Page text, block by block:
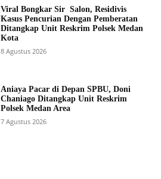
Viral Bongkar Sir Salon, Residivis
Kasus Pencurian Dengan Pemberatan
Ditangkap Unit Reskrim Polsek Medan
Kota
8 Agustus 2026
Aniaya Pacar di Depan SPBU, Doni
Chaniago Ditangkap Unit Reskrim
Polsek Medan Area
7 Agustus 2026